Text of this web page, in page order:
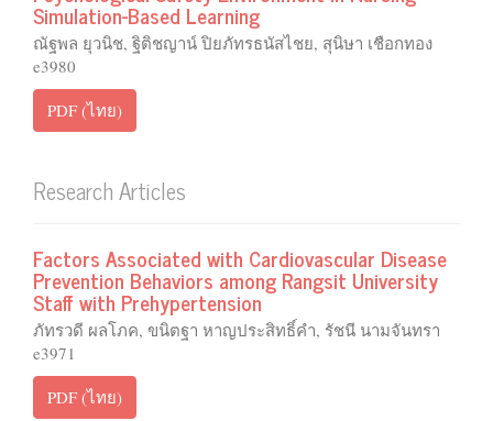
Simulation-Based Learning
ณัฐพล ยุวนิช, ฐิติชญาน์ ปิยภัทรธนัสไชย, สุนิษา เชือกทอง
e3980
PDF (ไทย)
Research Articles
Factors Associated with Cardiovascular Disease
Prevention Behaviors among Rangsit University
Staff with Prehypertension
ภัทรวดี ผลโภค, ขนิตฐา หาญประสิทธิ์คำ, รัชนี นามจันทรา
e3971
PDF (ไทย)